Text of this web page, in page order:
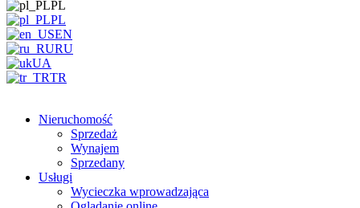
PL
PL
EN
RU
UA
TR
Nieruchomość
Sprzedaż
Wynajem
Sprzedany
Usługi
Wycieczka wprowadzająca